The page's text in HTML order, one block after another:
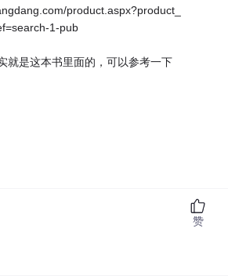
product.aspx?product_
1-pub
就是这本书里面的，可以参考一下
赞